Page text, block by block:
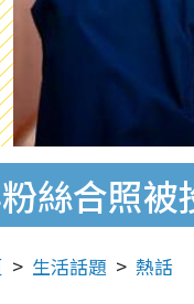
絲合照
生活話題 熱話